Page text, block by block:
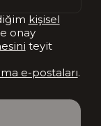
kişisel
onay
teyit
e-postaları.